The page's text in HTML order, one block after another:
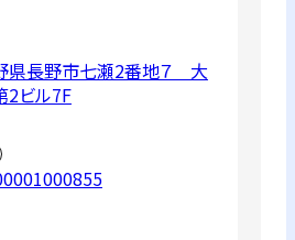
県長野市七瀬2番地７ 大
2ビル7F